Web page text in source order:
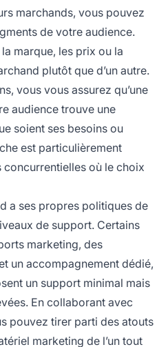
marchands, vous pouvez
de votre audience.
marque, les prix ou la
plutôt que d’un autre.
vous vous assurez qu’une
audience trouve une
soient ses besoins ou
est particulièrement
concurrentielles où le choix
a ses propres politiques de
de support. Certains
marketing, des
un accompagnement dédié,
un support minimal mais
En collaborant avec
pouvez tirer parti des atouts
marketing de l’un tout